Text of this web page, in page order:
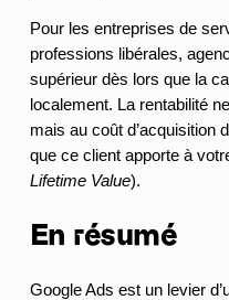
Pour les entreprises de
professions libérales,
supérieur dès lors que la
localement. La rentabilité
mais au coût d’acquisition
que ce client apporte à
Lifetime Value).
En résumé
Google Ads est un levier